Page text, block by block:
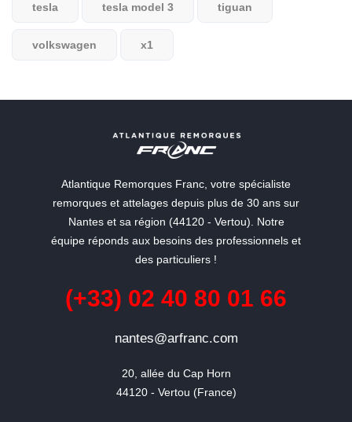
tesla tesla model 3 tiguan
volkswagen x1
Atlantique Remorques Franc, votre spécialiste
remorques et attelages depuis plus de 30 ans sur
Nantes et sa région (44120 - Vertou). Notre
équipe réponds aux besoins des professionnels et
des particuliers !
(+33) 02 40 80 01 66
nantes@arfranc.com
20, allée du Cap Horn
44120 - Vertou (France)